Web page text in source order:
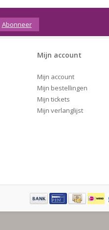
Abonneer
Mijn account
Mijn account
Mijn bestellingen
Mijn tickets
Mijn verlanglijst